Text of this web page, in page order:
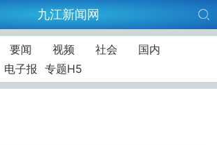
九江新闻网
要闻 视频 社会
国内
电子报 专题H5